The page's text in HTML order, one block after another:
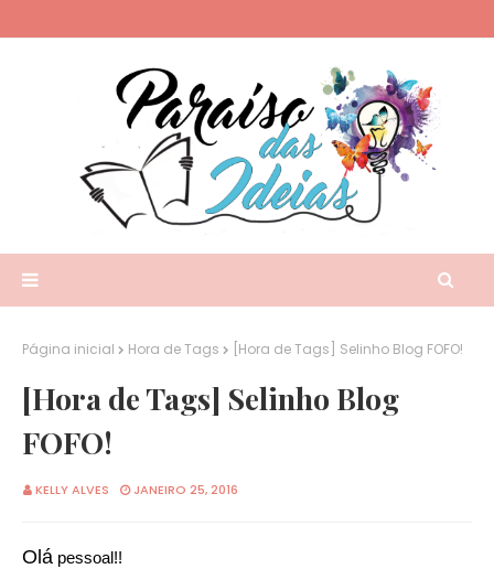
Página inicial Hora de Tags [Hora de Tags] Selinho Blog FOFO!
[Hora de Tags] Selinho Blog
FOFO!
KELLY ALVES JANEIRO 25, 2016
Olá pessoal!!